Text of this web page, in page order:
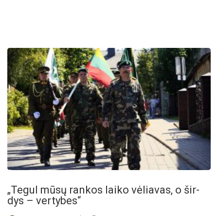
„Te­gul mū­sų ran­kos lai­ko vė­lia­vas, o šir­
dys – ver­ty­bes“